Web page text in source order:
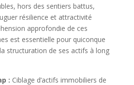
hors des sentiers battus,
résilience et attractivité
approfondie de ces
est essentielle pour quiconque
structuration de ses actifs à long
: Ciblage d’actifs immobiliers de